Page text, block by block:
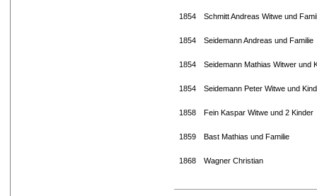
1854 Schmitt Andreas Witwe und
1854 Seidemann Andreas und Familie
1854 Seidemann Mathias Witwer und
1854 Seidemann Peter Witwe und
1858 Fein Kaspar Witwe und 2 Kinder
1859 Bast Mathias und Familie
1868 Wagner Christian